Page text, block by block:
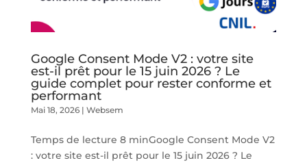
Google Consent Mode V2 : votre site
est-il prêt pour le 15 juin 2026 ? Le
guide complet pour rester conforme et
performant
Mai 18, 2026| Websem
Temps de lecture 8 minGoogle Consent Mode V2
: votre site est-il prêt pour le 15 juin 2026 ? Le